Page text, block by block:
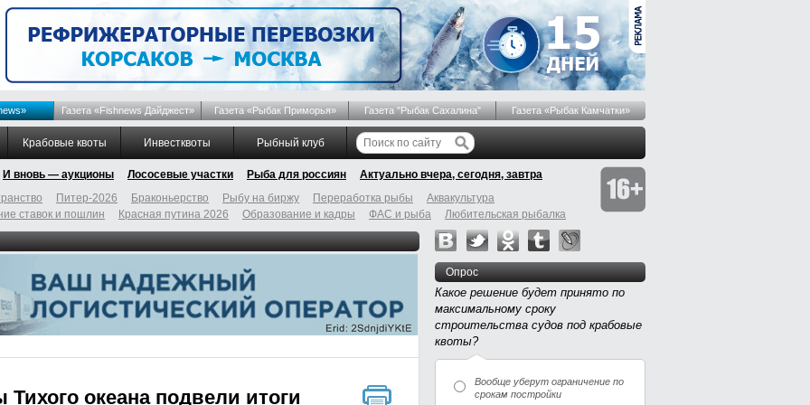
Газета «Fishnews Дайджест» Газета «Рыбак Приморья» Газета "Рыбак Сахалина" Газета «Рыбак Камчатки»
Крабовые квоты Инвестквоты Рыбный клуб
И вновь — аукционы Лососевые участки Рыба для россиян
Актуально вчера, сегодня, завтра
Питер-2026 Браконьерство Рыбу на биржу Переработка рыбы
Аквакультура
ставок и пошлин Красная путина 2026 Образование и кадры ФАС и рыба Любительская рыбалка
Тихого океана подвели итоги
Опрос
Какое решение будет принято по
максимальному сроку
строительства судов под крабовые
квоты?
Вообще уберут ограничение по
срокам постройки